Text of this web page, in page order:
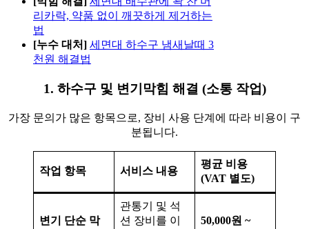
리카락, 약품 없이 깨끗하게 제거하는
법
[누수 대처] 세면대 하수구 냄새날때 3
천원 해결법
1. 하수구 및 변기막힘 해결 (소통 작업)
가장 문의가 많은 항목으로, 장비 사용 단계에 따라 비용이 구
분됩니다.
작업 항목 서비스 내용
평균 비용
(VAT 별도)
변기 단순 막
관통기 및 석
션 장비를 이
50,000원 ~